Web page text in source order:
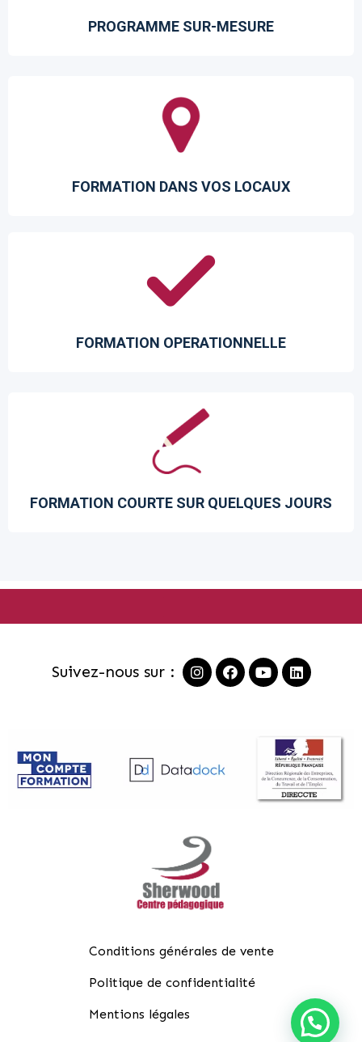
PROGRAMME SUR-MESURE
FORMATION DANS VOS LOCAUX
FORMATION OPERATIONNELLE
FORMATION COURTE SUR QUELQUES JOURS
Suivez-nous sur :
Conditions générales de vente
Politique de confidentialité
Mentions légales